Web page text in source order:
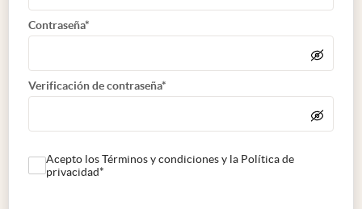
Contraseña*
Verificación de contraseña*
Acepto los Términos y condiciones y la Política de
privacidad*